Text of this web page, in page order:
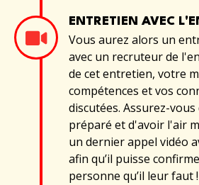
ENTRETIEN AVEC
Vous aurez alors un
avec un recruteur de
de cet entretien, votre
compétences et vos
discutées. Assurez-
préparé et d'avoir l'air
un dernier appel vidéo
afin qu’il puisse
personne qu’il leur faut !